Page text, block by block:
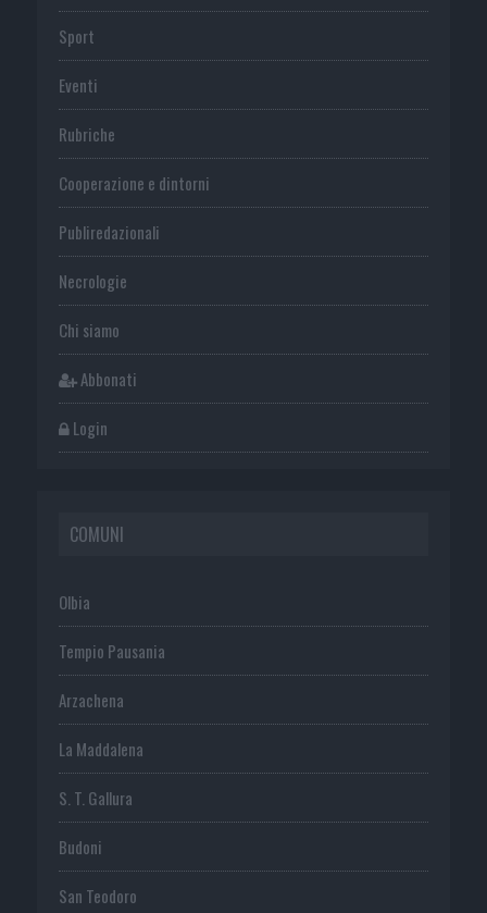
Sport
Eventi
Rubriche
Cooperazione e dintorni
Publiredazionali
Necrologie
Chi siamo
Abbonati
Login
COMUNI
Olbia
Tempio Pausania
Arzachena
La Maddalena
S. T. Gallura
Budoni
San Teodoro